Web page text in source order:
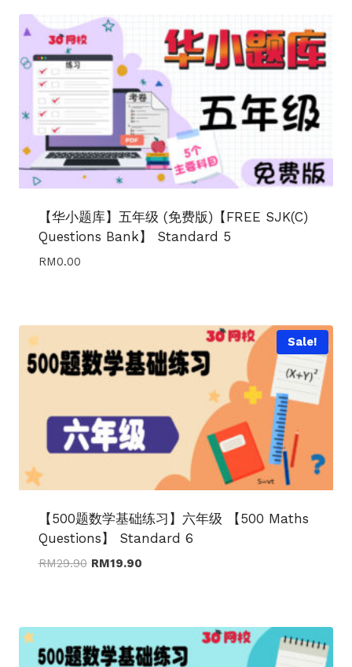
【华小题库】五年级 (免费版)【FREE SJK(C)
Questions Bank】 Standard 5
RM0.00
Sale!
【500题数学基础练习】六年级 【500 Maths
Questions】 Standard 6
RM29.90 Original
RM19.90Current